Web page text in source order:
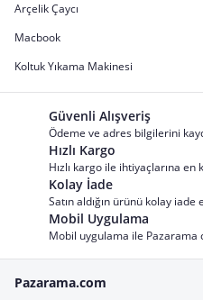
Arçelik Çaycı
Macbook
Koltuk Yıkama Makinesi
Güvenli Alışveriş
Ödeme ve adres bilgilerini
Hızlı Kargo
Hızlı kargo ile ihtiyaçlarına en
Kolay İade
Satın aldığın ürünü kolay iade
Mobil Uygulama
Mobil uygulama ile Pazarama
Pazarama.com